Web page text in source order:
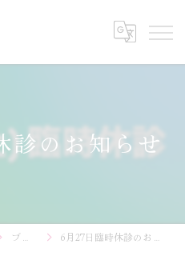
診のお知らせ
ブログ 6月27日臨時休診のお知らせ